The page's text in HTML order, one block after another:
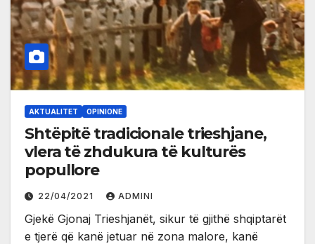
AKTUALITET OPINIONE
Shtëpitë tradicionale trieshjane,
vlera të zhdukura të kulturës
popullore
22/04/2021 ADMINI
Gjekë Gjonaj Trieshjanët, sikur të gjithë shqiptarët
e tjerë që kanë jetuar në zona malore, kanë